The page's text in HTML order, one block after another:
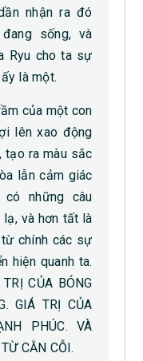
nhận ra đó
sống, và
Ryu cho ta sự
là một.
của một con
lên xao động
tạo ra màu sắc
lẫn cảm giác
những câu
và hơn tất là
chính các sự
hiện quanh ta.
CỦA BÓNG
GIÁ TRỊ CỦA
PHÚC. VÀ
CẰN CỖI.